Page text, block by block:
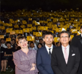
SNSの「加工顔」
がもたらす可能性
2026.07.13